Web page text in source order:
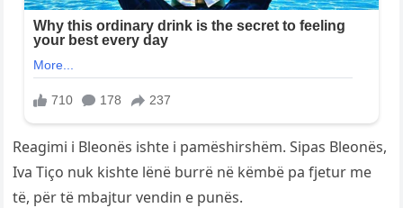
Reagimi i Bleonës ishte i pamëshirshëm. Sipas Bleonës,
Iva Tiço nuk kishte lënë burrë në këmbë pa fjetur me
të, për të mbajtur vendin e punës.